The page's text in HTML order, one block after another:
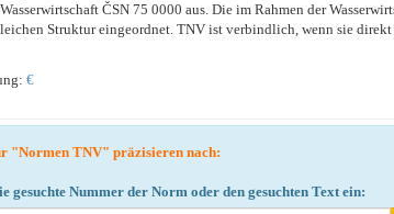
ČSN 75 0000 aus. Die im Rahmen der
Struktur eingeordnet. TNV ist verbindlich, wenn sie
€
"Normen TNV" präzisieren nach:
gesuchte Nummer der Norm oder den gesuchten Text ein: